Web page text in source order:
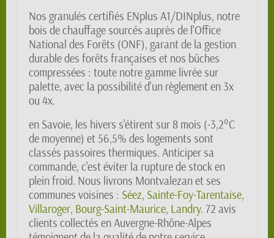
Nos granulés certifiés ENplus A1/DINplus, notre
bois de chauffage sourcés auprès de l'Office
National des Forêts (ONF), garant de la gestion
durable des forêts françaises et nos bûches
compressées : toute notre gamme livrée sur
palette, avec la possibilité d'un règlement en 3x
ou 4x.
en Savoie, les hivers s'étirent sur 8 mois (-3,2°C
de moyenne) et 56,5% des logements sont
classés passoires thermiques. Anticiper sa
commande, c'est éviter la rupture de stock en
plein froid. Nous livrons Montvalezan et ses
communes voisines : Séez, Sainte-Foy-Tarentaise,
Villaroger, Bourg-Saint-Maurice, Landry. 72 avis
clients collectés en Auvergne-Rhône-Alpes